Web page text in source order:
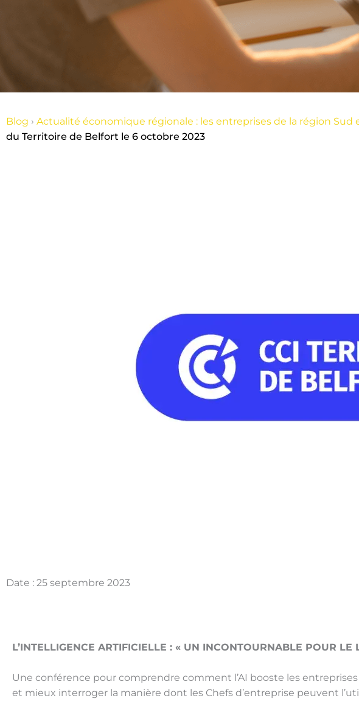
Blog › Actualité économique régionale : les entreprises de la région
du Territoire de Belfort le 6 octobre 2023
Date : 25 septembre 2023
L’INTELLIGENCE ARTIFICIELLE : « UN INCONTOURNABLE POUR LE
Une conférence pour comprendre comment l’AI booste les
et mieux interroger la manière dont les Chefs d’entreprise peuvent